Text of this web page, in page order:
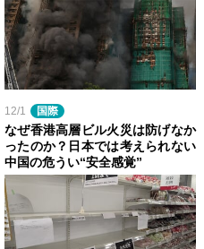
12/1 国際
なぜ香港高層ビル火災は防げなか
ったのか？日本では考えられない
中国の危うい“安全感覚”